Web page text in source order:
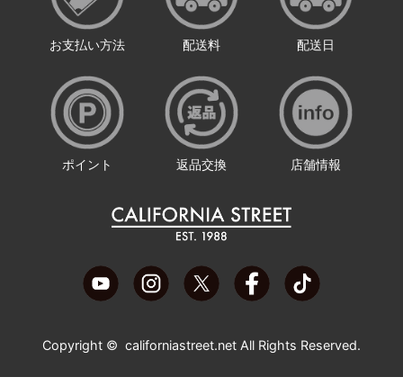
お支払い方法 配送料 配送日
ポイント 返品交換 店舗情報
Copyright © californiastreet.net All Rights Reserved.